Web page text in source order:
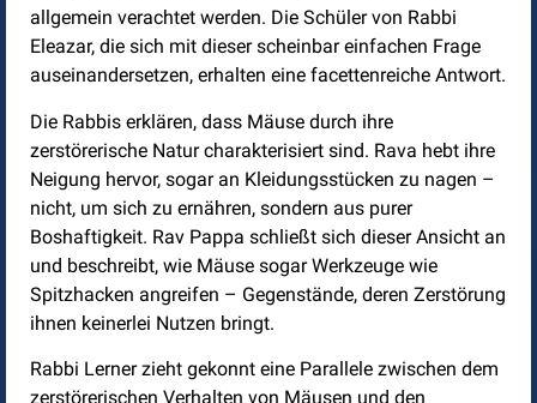
allgemein verachtet werden. Die Schüler von Rabbi
Eleazar, die sich mit dieser scheinbar einfachen Frage
auseinandersetzen, erhalten eine facettenreiche Antwort.
Die Rabbis erklären, dass Mäuse durch ihre
zerstörerische Natur charakterisiert sind. Rava hebt ihre
Neigung hervor, sogar an Kleidungsstücken zu nagen –
nicht, um sich zu ernähren, sondern aus purer
Boshaftigkeit. Rav Pappa schließt sich dieser Ansicht an
und beschreibt, wie Mäuse sogar Werkzeuge wie
Spitzhacken angreifen – Gegenstände, deren Zerstörung
ihnen keinerlei Nutzen bringt.
Rabbi Lerner zieht gekonnt eine Parallele zwischen dem
zerstörerischen Verhalten von Mäusen und den